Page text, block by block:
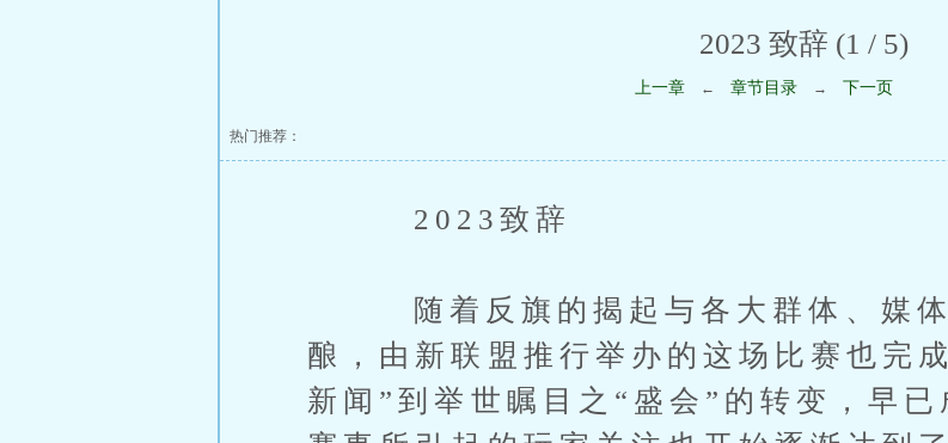
2023 致辞 (1 / 5)
上一章 ← 章节目录 → 下一页
热门推荐：
2023致辞
随着反旗的揭起与各大群体、媒体
酿，由新联盟推行举办的这场比赛也完
新闻”到举世瞩目之“盛会”的转变，早